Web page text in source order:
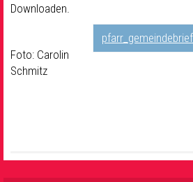
Downloaden.
Foto: Carolin
Schmitz